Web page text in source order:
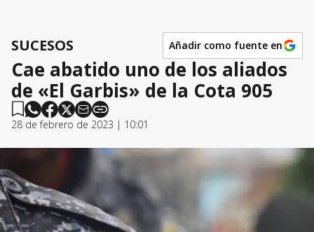
SUCESOS Añadir como fuente en
Cae abatido uno de los aliados
de «El Garbis» de la Cota 905
28 de febrero de 2023 | 10:01